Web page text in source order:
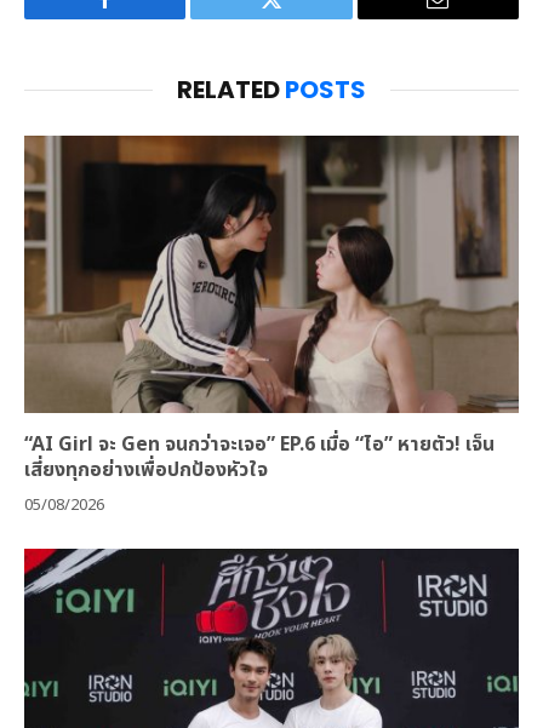
Facebook Twitter Email
RELATEDPOSTS
“AI Girl จะ Gen จนกว่าจะเจอ” EP.6 เมื่อ “ไอ” หายตัว! เจ็น
เสี่ยงทุกอย่างเพื่อปกป้องหัวใจ
05/08/2026